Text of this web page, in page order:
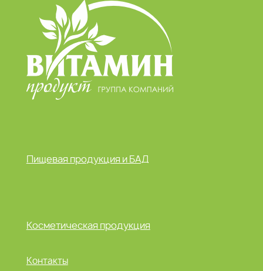
Пищевая продукция и БАД
Косметическая продукция
Контакты